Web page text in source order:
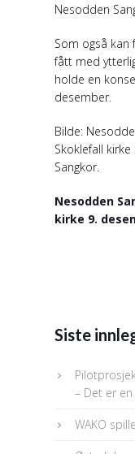
Nesodden
Som også
fått med
holde en
desember.
Bilde:
Skoklefall
Sangkor.
Nesodden
kirke 9.
Siste
– Det er
WAKO